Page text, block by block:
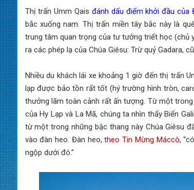
Thị trấn Umm Qais đánh dấu điểm khởi đầu của
bắc xuống nam. Thị trấn miền tây bắc này là
trung tâm quan trọng của tư tưởng triết học (chủ
ra các phép lạ của Chúa Giêsu: Trừ quỷ Gadara,
Nhiều du khách lái xe khoảng 1 giờ đến thị trấn
lạp được bảo tồn rất tốt (hý trường hình tròn,
thưởng lãm toàn cảnh rất ấn tượng. Từ một
của Hy Lạp và La Mã, chúng ta nhìn thấy Biển
từ một trong những bậc thang này Chúa Giêsu
vào đàn heo. Đàn heo,theo Tin Mừng Máccô,
ngộp dưới đó.”